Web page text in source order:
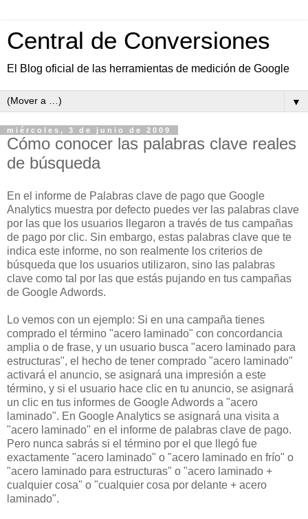
Central de Conversiones
El Blog oficial de las herramientas de medición de Google
▼
miércoles, 3 de junio de 2009
Cómo conocer las palabras clave reales
de búsqueda
En el informe de Palabras clave de pago que Google
Analytics muestra por defecto puedes ver las palabras clave
por las que los usuarios llegaron a través de tus campañas
de pago por clic. Sin embargo, estas palabras clave que te
indica este informe, no son realmente los criterios de
búsqueda que los usuarios utilizaron, sino las palabras
clave como tal por las que estás pujando en tus campañas
de Google Adwords.
Lo vemos con un ejemplo: Si en una campaña tienes
comprado el término "acero laminado" con concordancia
amplia o de frase, y un usuario busca "acero laminado para
estructuras", el hecho de tener comprado "acero laminado"
activará el anuncio, se asignará una impresión a este
término, y si el usuario hace clic en tu anuncio, se asignará
un clic en tus informes de Google Adwords a "acero
laminado". En Google Analytics se asignará una visita a
"acero laminado" en el informe de palabras clave de pago.
Pero nunca sabrás si el término por el que llegó fue
exactamente "acero laminado" o "acero laminado en frío" o
"acero laminado para estructuras" o "acero laminado +
cualquier cosa" o "cualquier cosa por delante + acero
laminado".